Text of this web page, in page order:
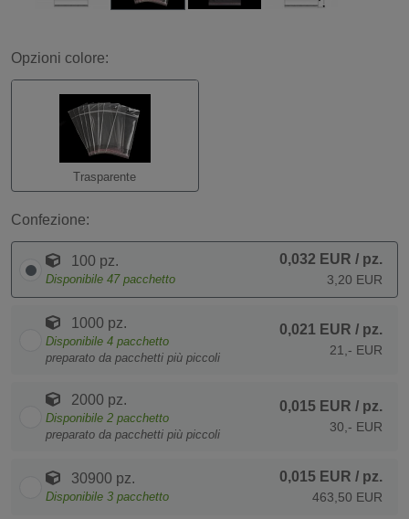
Opzioni colore:
Trasparente
Confezione:
100 pz.
Disponibile 47 pacchetto
0,032 EUR / pz.
3,20 EUR
1000 pz.
Disponibile 4 pacchetto
preparato da pacchetti più piccoli
0,021 EUR / pz.
21,- EUR
2000 pz.
Disponibile 2 pacchetto
preparato da pacchetti più piccoli
0,015 EUR / pz.
30,- EUR
30900 pz.
Disponibile 3 pacchetto
0,015 EUR / pz.
463,50 EUR